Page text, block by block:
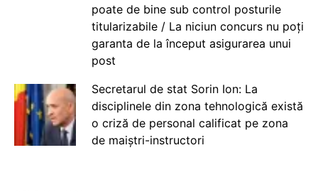
poate de bine sub control posturile
titularizabile / La niciun concurs nu poți
garanta de la început asigurarea unui
post
Secretarul de stat Sorin Ion: La
disciplinele din zona tehnologică există
o criză de personal calificat pe zona
de maiștri-instructori